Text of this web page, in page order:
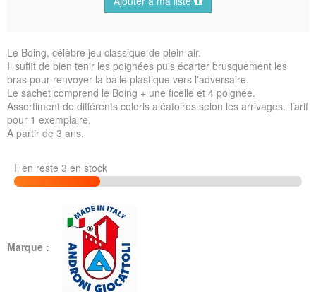
Le Boing, célèbre jeu classique de plein-air.
Il suffit de bien tenir les poignées puis écarter brusquement les
bras pour renvoyer la balle plastique vers l'adversaire.
Le sachet comprend le Boing + une ficelle et 4 poignée.
Assortiment de différents coloris aléatoires selon les arrivages. Tarif
pour 1 exemplaire.
A partir de 3 ans.
Il en reste 3 en stock
Marque :